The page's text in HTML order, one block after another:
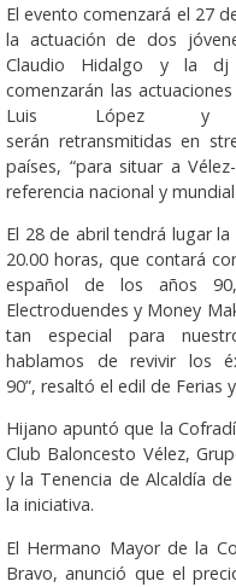
El evento comenzará el 27
la actuación de dos
Claudio Hidalgo y la
comenzarán las
Luis López y
serán retransmitidas en
países, “para situar a
referencia nacional y
El 28 de abril tendrá lugar
20.00 horas, que contará
español de los años
Electroduendes y Money
tan especial para
hablamos de revivir los
90”, resaltó el edil de Ferias
Hijano apuntó que la
Club Baloncesto Vélez,
y la Tenencia de Alcaldía
la iniciativa.
El Hermano Mayor de la
Bravo, anunció que el